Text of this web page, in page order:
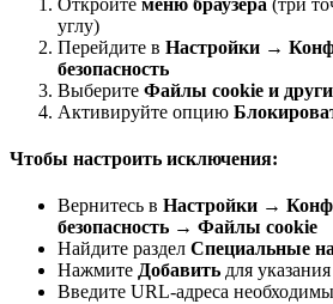
углу)
Перейдите в Настройки →
безопасность
Выберите Файлы cookie и
Активируйте опцию
Чтобы настроить исключения:
Вернитесь в Настройки →
безопасность → Файлы cookie
Найдите раздел Специальные
Нажмите Добавить для
Введите URL-адреса